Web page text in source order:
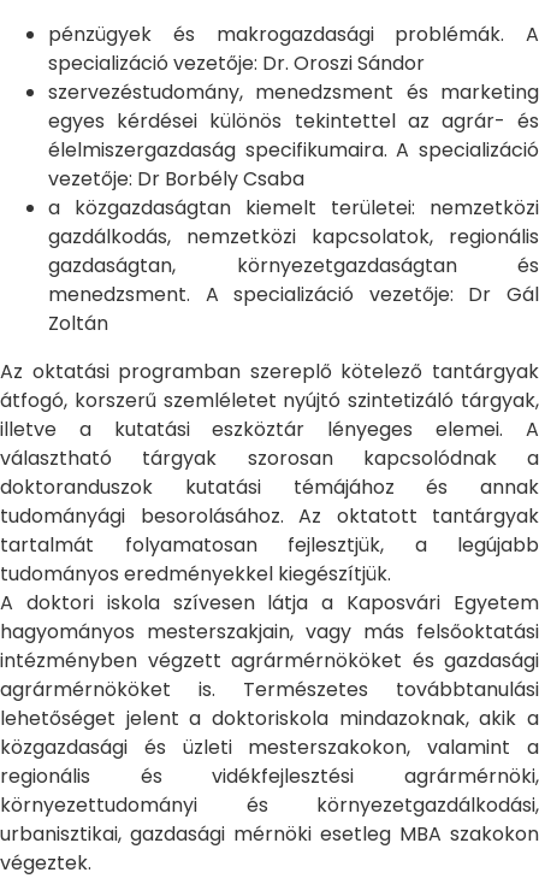
pénzügyek és makrogazdasági problémák. A
specializáció vezetője: Dr. Oroszi Sándor
szervezéstudomány, menedzsment és marketing
egyes kérdései különös tekintettel az agrár- és
élelmiszergazdaság specifikumaira. A specializáció
vezetője: Dr Borbély Csaba
a közgazdaságtan kiemelt területei: nemzetközi
gazdálkodás, nemzetközi kapcsolatok, regionális
gazdaságtan, környezetgazdaságtan és
menedzsment. A specializáció vezetője: Dr Gál
Zoltán
Az oktatási programban szereplő kötelező tantárgyak
átfogó, korszerű szemléletet nyújtó szintetizáló tárgyak,
illetve a kutatási eszköztár lényeges elemei. A
választható tárgyak szorosan kapcsolódnak a
doktoranduszok kutatási témájához és annak
tudományági besorolásához. Az oktatott tantárgyak
tartalmát folyamatosan fejlesztjük, a legújabb
tudományos eredményekkel kiegészítjük.
A doktori iskola szívesen látja a Kaposvári Egyetem
hagyományos mesterszakjain, vagy más felsőoktatási
intézményben végzett agrármérnököket és gazdasági
agrármérnököket is. Természetes továbbtanulási
lehetőséget jelent a doktoriskola mindazoknak, akik a
közgazdasági és üzleti mesterszakokon, valamint a
regionális és vidékfejlesztési agrármérnöki,
környezettudományi és környezetgazdálkodási,
urbanisztikai, gazdasági mérnöki esetleg MBA szakokon
végeztek.